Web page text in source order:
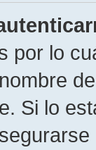
por lo
Si lo